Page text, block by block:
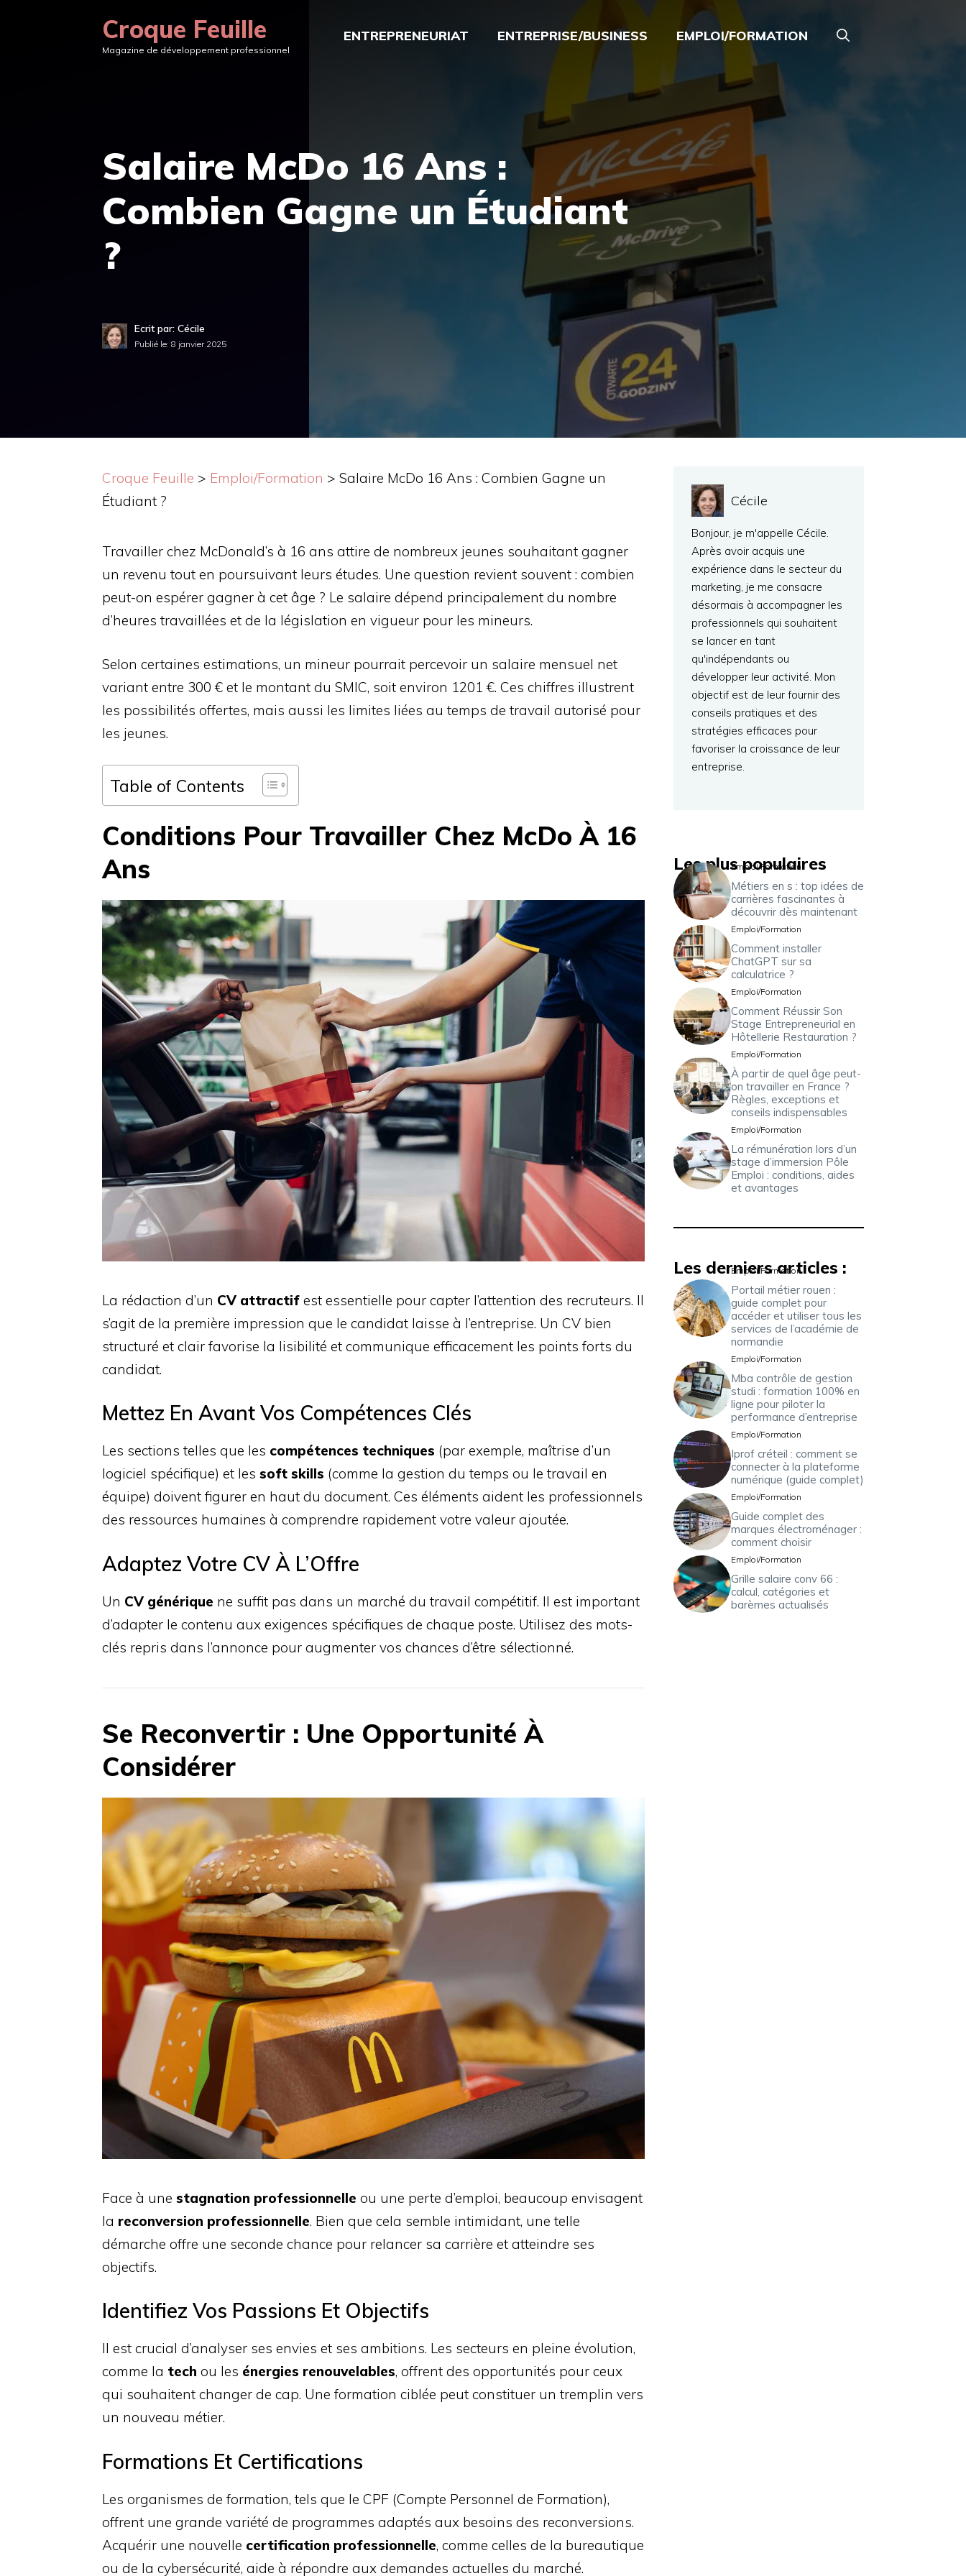
Croque Feuille
Magazine de développement professionnel
ENTREPRENEURIAT ENTREPRISE/BUSINESS EMPLOI/FORMATION
Salaire McDo 16 Ans :
Combien Gagne un Étudiant
?
Ecrit par: Cécile
Publié le: 8 janvier 2025
Croque Feuille > Emploi/Formation > Salaire McDo 16 Ans : Combien Gagne un
Étudiant ?
Travailler chez McDonald’s à 16 ans attire de nombreux jeunes souhaitant gagner
un revenu tout en poursuivant leurs études. Une question revient souvent : combien
peut-on espérer gagner à cet âge ? Le salaire dépend principalement du nombre
d’heures travaillées et de la législation en vigueur pour les mineurs.
Selon certaines estimations, un mineur pourrait percevoir un salaire mensuel net
variant entre 300 € et le montant du SMIC, soit environ 1201 €. Ces chiffres illustrent
les possibilités offertes, mais aussi les limites liées au temps de travail autorisé pour
les jeunes.
Table of Contents
Conditions Pour Travailler Chez McDo À 16
Ans
La rédaction d’un CV attractif est essentielle pour capter l’attention des recruteurs. Il
s’agit de la première impression que le candidat laisse à l’entreprise. Un CV bien
structuré et clair favorise la lisibilité et communique efficacement les points forts du
candidat.
Mettez En Avant Vos Compétences Clés
Les sections telles que les compétences techniques (par exemple, maîtrise d’un
logiciel spécifique) et les soft skills (comme la gestion du temps ou le travail en
équipe) doivent figurer en haut du document. Ces éléments aident les professionnels
des ressources humaines à comprendre rapidement votre valeur ajoutée.
Adaptez Votre CV À L’Offre
Un CV générique ne suffit pas dans un marché du travail compétitif. Il est important
d’adapter le contenu aux exigences spécifiques de chaque poste. Utilisez des mots-
clés repris dans l’annonce pour augmenter vos chances d’être sélectionné.
Se Reconvertir : Une Opportunité À
Considérer
Face à une stagnation professionnelle ou une perte d’emploi, beaucoup envisagent
la reconversion professionnelle. Bien que cela semble intimidant, une telle
démarche offre une seconde chance pour relancer sa carrière et atteindre ses
objectifs.
Identifiez Vos Passions Et Objectifs
Il est crucial d’analyser ses envies et ses ambitions. Les secteurs en pleine évolution,
comme la tech ou les énergies renouvelables, offrent des opportunités pour ceux
qui souhaitent changer de cap. Une formation ciblée peut constituer un tremplin vers
un nouveau métier.
Formations Et Certifications
Les organismes de formation, tels que le CPF (Compte Personnel de Formation),
offrent une grande variété de programmes adaptés aux besoins des reconversions.
Acquérir une nouvelle certification professionnelle, comme celles de la bureautique
ou de la cybersécurité, aide à répondre aux demandes actuelles du marché.
Cécile
Bonjour, je m'appelle Cécile.
Après avoir acquis une
expérience dans le secteur du
marketing, je me consacre
désormais à accompagner les
professionnels qui souhaitent
se lancer en tant
qu'indépendants ou
développer leur activité. Mon
objectif est de leur fournir des
conseils pratiques et des
stratégies efficaces pour
favoriser la croissance de leur
entreprise.
Les plus populaires
Emploi/Formation
Métiers en s : top idées de
carrières fascinantes à
découvrir dès maintenant
Emploi/Formation
Comment installer
ChatGPT sur sa
calculatrice ?
Emploi/Formation
Comment Réussir Son
Stage Entrepreneurial en
Hôtellerie Restauration ?
Emploi/Formation
À partir de quel âge peut-
on travailler en France ?
Règles, exceptions et
conseils indispensables
Emploi/Formation
La rémunération lors d’un
stage d’immersion Pôle
Emploi : conditions, aides
et avantages
Les derniers articles :
Emploi/Formation
Portail métier rouen :
guide complet pour
accéder et utiliser tous les
services de l’académie de
normandie
Emploi/Formation
Mba contrôle de gestion
studi : formation 100% en
ligne pour piloter la
performance d’entreprise
Emploi/Formation
Iprof créteil : comment se
connecter à la plateforme
numérique (guide complet)
Emploi/Formation
Guide complet des
marques électroménager :
comment choisir
Emploi/Formation
Grille salaire conv 66 :
calcul, catégories et
barèmes actualisés